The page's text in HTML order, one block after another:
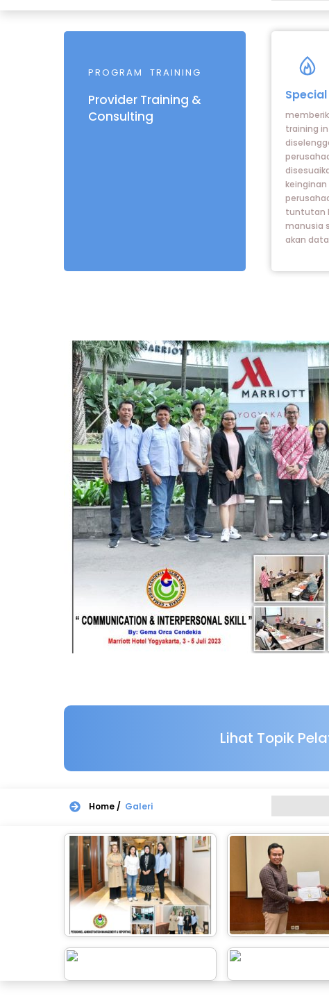
PROGRAM TRAINING
Provider Training &
Consulting
Icon
label
training
tuntutan
manusia
akan
Lihat Topik
Home / Galeri